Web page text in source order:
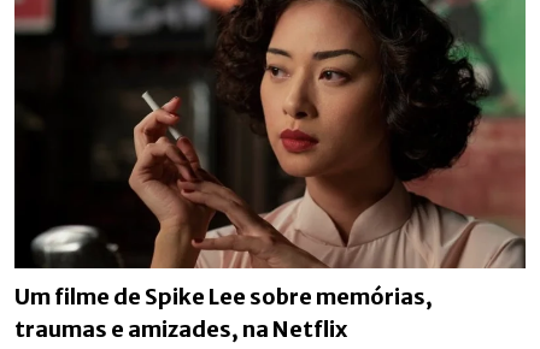
Um filme de Spike Lee sobre memórias,
traumas e amizades, na Netflix